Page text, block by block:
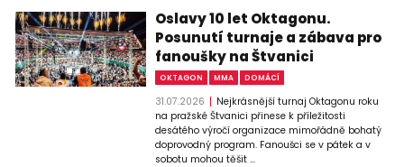
Oslavy 10 let Oktagonu.
Posunutí turnaje a zábava pro
fanoušky na Štvanici
OKTAGON MMA DOMÁCÍ
31.07.2026
Nejkrásnější turnaj Oktagonu roku
na pražské Štvanici přinese k příležitosti
desátého výročí organizace mimořádně bohatý
doprovodný program. Fanoušci se v pátek a v
sobotu mohou těšit ...